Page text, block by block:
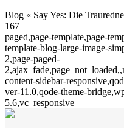
Blog « Say Yes: Die
167
paged,page-template,page-
template-blog-large-image-
2,page-paged-
content-sidebar-
ver-11.0,qode-theme-
5.6,vc_responsive